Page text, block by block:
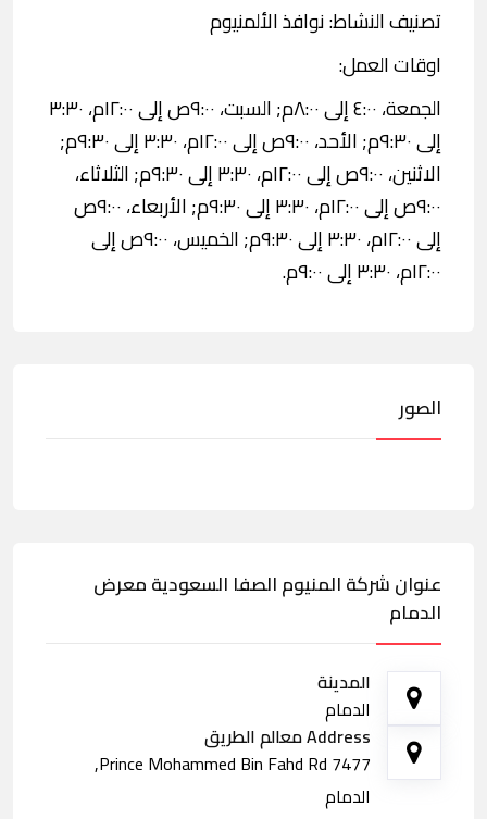
تصنيف النشاط: نوافذ الألمنيوم
اوقات العمل:
الجمعة، ٤:٠٠ إلى ٨:٠٠م; السبت، ٩:٠٠ص إلى ١٢:٠٠م، ٣:٣٠
إلى ٩:٣٠م; الأحد، ٩:٠٠ص إلى ١٢:٠٠م، ٣:٣٠ إلى ٩:٣٠م;
الاثنين، ٩:٠٠ص إلى ١٢:٠٠م، ٣:٣٠ إلى ٩:٣٠م; الثلاثاء،
٩:٠٠ص إلى ١٢:٠٠م، ٣:٣٠ إلى ٩:٣٠م; الأربعاء، ٩:٠٠ص
إلى ١٢:٠٠م، ٣:٣٠ إلى ٩:٣٠م; الخميس، ٩:٠٠ص إلى
١٢:٠٠م، ٣:٣٠ إلى ٩:٠٠م.
الصور
عنوان شركة المنيوم الصفا السعودية معرض
الدمام
المدينة
الدمام
Address معالم الطريق
7477 Prince Mohammed Bin Fahd Rd,
الدمام